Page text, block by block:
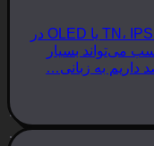
با وجود نام‌های تخصصی و پیچیده‌ای مانند TN، IPS یا OLED در
می‌تواند بسیار
داریم به زبانی…